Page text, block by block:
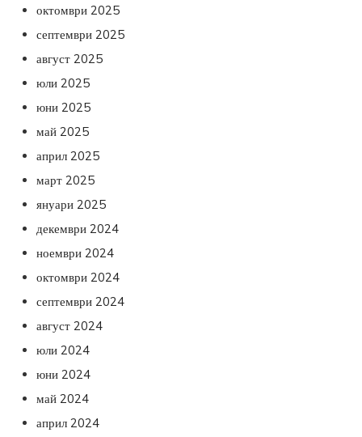
октомври 2025
септември 2025
август 2025
юли 2025
юни 2025
май 2025
април 2025
март 2025
януари 2025
декември 2024
ноември 2024
октомври 2024
септември 2024
август 2024
юли 2024
юни 2024
май 2024
април 2024